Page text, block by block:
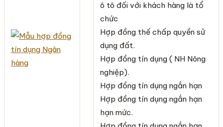
ô tô đối với khách hàng là tổ
chức
Hợp đồng thế chấp quyền sử
dụng đất.
Hợp đồng tín dụng ( NH Nông
nghiệp).
Hợp đồng tín dụng ngắn hạn
Hợp đồng tín dụng ngắn hạn
hạn mức.